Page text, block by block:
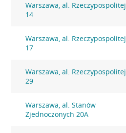
Warszawa, al. Rzeczypospolitej
14
Warszawa, al. Rzeczypospolitej
17
Warszawa, al. Rzeczypospolitej
29
Warszawa, al. Stanów
Zjednoczonych 20A